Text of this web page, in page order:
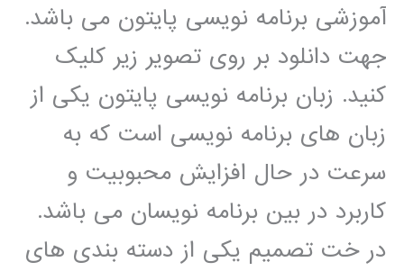
آموزشی برنامه نویسی پایتون می باشد.
جهت دانلود بر روی تصویر زیر کلیک
کنید. زبان برنامه نویسی پایتون یکی از
زبان های برنامه نویسی است که به
سرعت در حال افزایش محبوبیت و
کاربرد در بین برنامه نویسان می باشد.
در خت تصمیم یکی از دسته بندی های